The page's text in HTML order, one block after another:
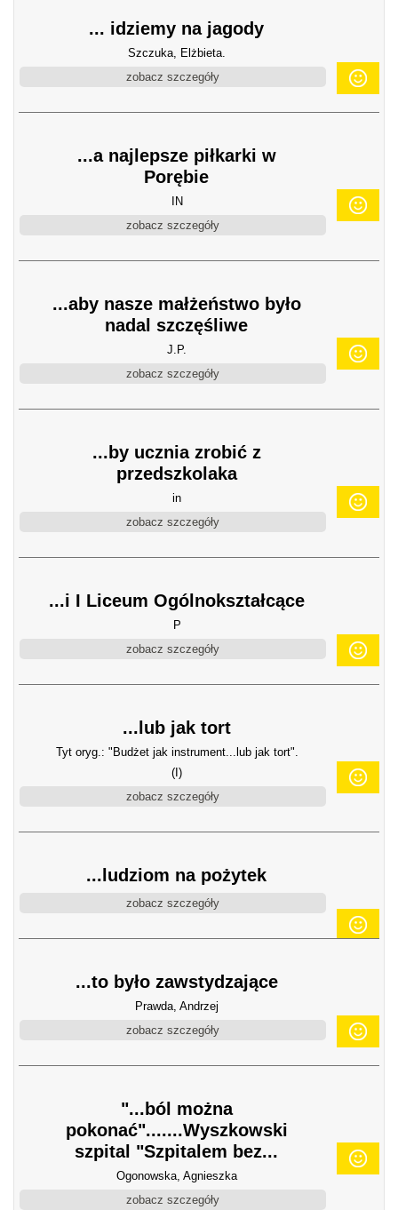
... idziemy na jagody
Szczuka, Elżbieta.
zobacz szczegóły
...a najlepsze piłkarki w
Porębie
IN
zobacz szczegóły
...aby nasze małżeństwo było
nadal szczęśliwe
J.P.
zobacz szczegóły
...by ucznia zrobić z
przedszkolaka
in
zobacz szczegóły
...i I Liceum Ogólnokształcące
P
zobacz szczegóły
...lub jak tort
Tyt oryg.: "Budżet jak instrument...lub jak tort".
(I)
zobacz szczegóły
...ludziom na pożytek
zobacz szczegóły
...to było zawstydzające
Prawda, Andrzej
zobacz szczegóły
"...ból można
pokonać".......Wyszkowski
szpital "Szpitalem bez...
Ogonowska, Agnieszka
zobacz szczegóły